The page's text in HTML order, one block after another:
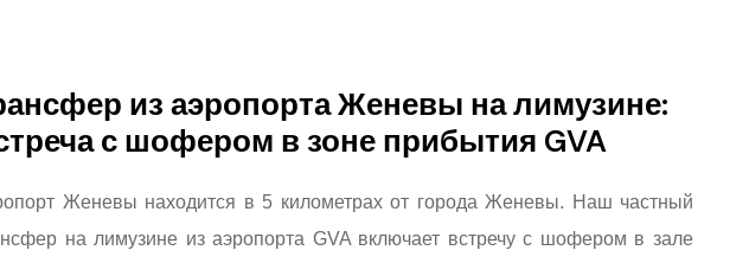
из аэропорта Женевы на лимузине:
с шофером в зоне прибытия GVA
Женевы находится в 5 километрах от города Женевы. Наш частный
на лимузине из аэропорта GVA включает встречу с шофером в зале